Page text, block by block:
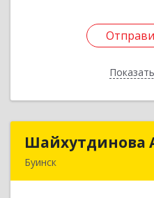
Шайхутдинова
Буинск